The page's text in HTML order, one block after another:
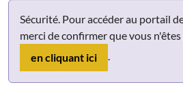
Sécurité. Pour accéder au portail
merci de confirmer que vous
en cliquant ici
.